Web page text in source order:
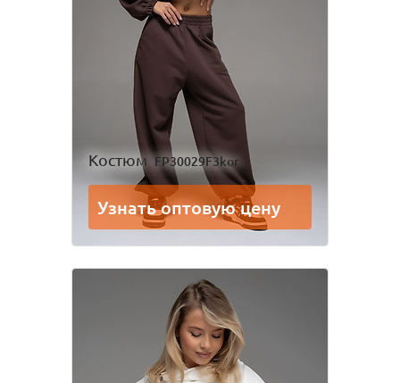
Одежда для взрослых
Боди Брюки
Джемпер Костюм
Лонгслив Толстовка
Футболка Шорты
Костюм FP30029F3kor
Узнать оптовую цену